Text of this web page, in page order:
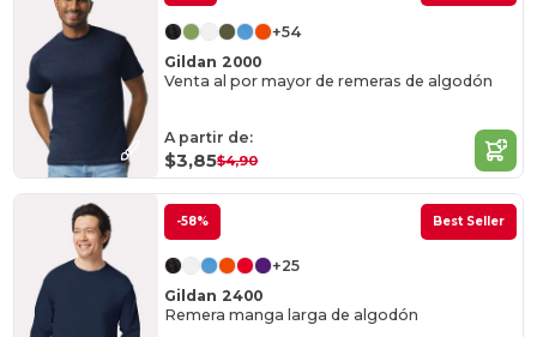
+54
Gildan 2000
Venta al por mayor de remeras de algodón
A partir de:
$3,85$4,90
-58% Best Seller
+25
Gildan 2400
Remera manga larga de algodón